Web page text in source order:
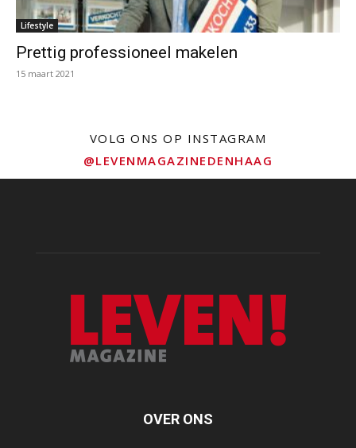
Lifestyle
Prettig professioneel makelen
15 maart 2021
VOLG ONS OP INSTAGRAM
@LEVENMAGAZINEDENHAAG
OVER ONS